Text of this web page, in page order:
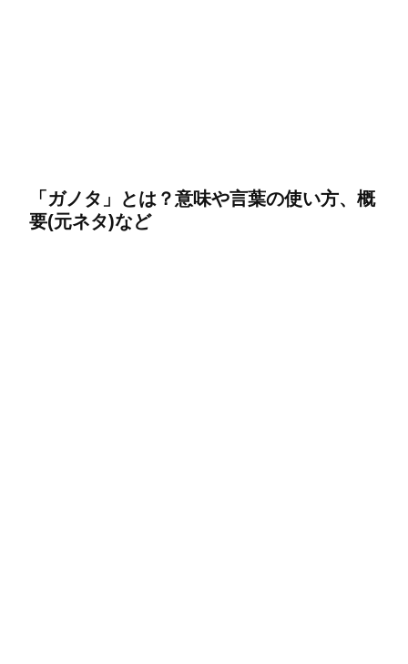
「ガノタ」とは？意味や言葉の使い方、概
要(元ネタ)など